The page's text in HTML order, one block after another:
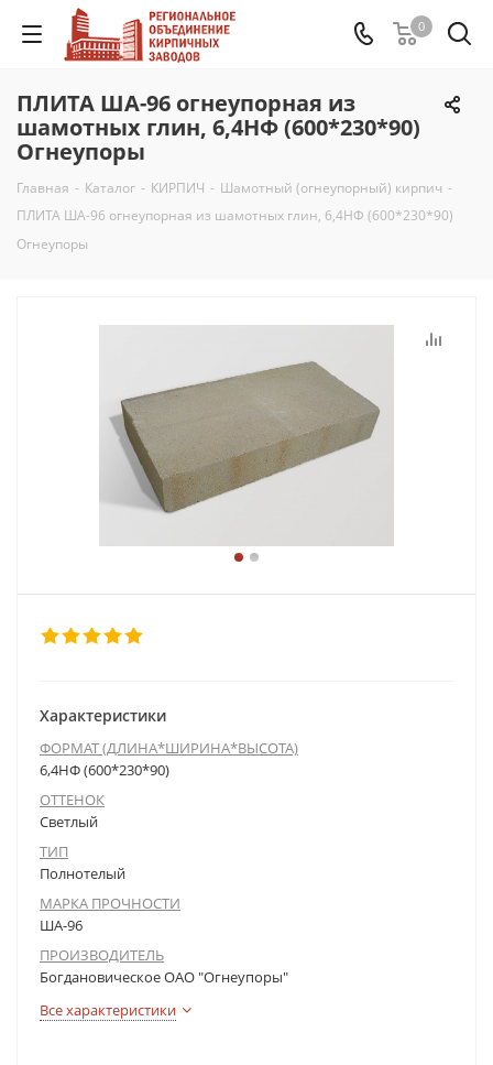
0
ПЛИТА ША-96 огнеупорная из
шамотных глин, 6,4НФ (600*230*90)
Огнеупоры
Главная - Каталог - КИРПИЧ - Шамотный (огнеупорный) кирпич -
ПЛИТА ША-96 огнеупорная из шамотных глин, 6,4НФ (600*230*90)
Огнеупоры
Характеристики
ФОРМАТ (ДЛИНА*ШИРИНА*ВЫСОТА)
6,4НФ (600*230*90)
ОТТЕНОК
Светлый
ТИП
Полнотелый
МАРКА ПРОЧНОСТИ
ША-96
ПРОИЗВОДИТЕЛЬ
Богдановическое ОАО "Огнеупоры"
Все характеристики